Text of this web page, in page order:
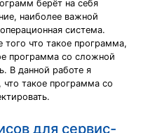
берёт на себя
наиболее важной
система.
того что такое программа,
программа со сложной
В данной работе я
что такое программа со
для сервис-